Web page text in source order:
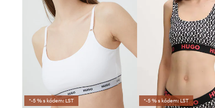
*-5 % s kódem: LST *-5 % s kódem: LST